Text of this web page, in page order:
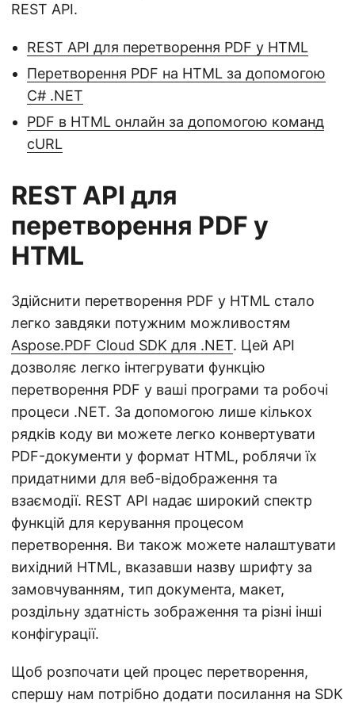
REST API.
REST API для перетворення PDF у HTML
Перетворення PDF на HTML за допомогою
C# .NET
PDF в HTML онлайн за допомогою команд
cURL
REST API для
перетворення PDF у
HTML
Здійснити перетворення PDF у HTML стало
легко завдяки потужним можливостям
Aspose.PDF Cloud SDK для .NET. Цей API
дозволяє легко інтегрувати функцію
перетворення PDF у ваші програми та робочі
процеси .NET. За допомогою лише кількох
рядків коду ви можете легко конвертувати
PDF-документи у формат HTML, роблячи їх
придатними для веб-відображення та
взаємодії. REST API надає широкий спектр
функцій для керування процесом
перетворення. Ви також можете налаштувати
вихідний HTML, вказавши назву шрифту за
замовчуванням, тип документа, макет,
роздільну здатність зображення та різні інші
конфігурації.
Щоб розпочати цей процес перетворення,
спершу нам потрібно додати посилання на SDK